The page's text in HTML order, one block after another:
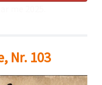
Nr. 103